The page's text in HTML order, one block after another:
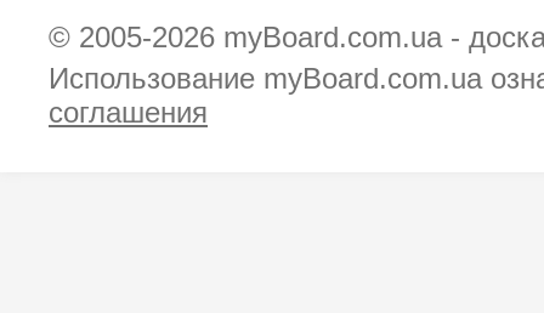
© 2005-2026 myBoard.com.ua -
Использование myBoard.com.ua
соглашения